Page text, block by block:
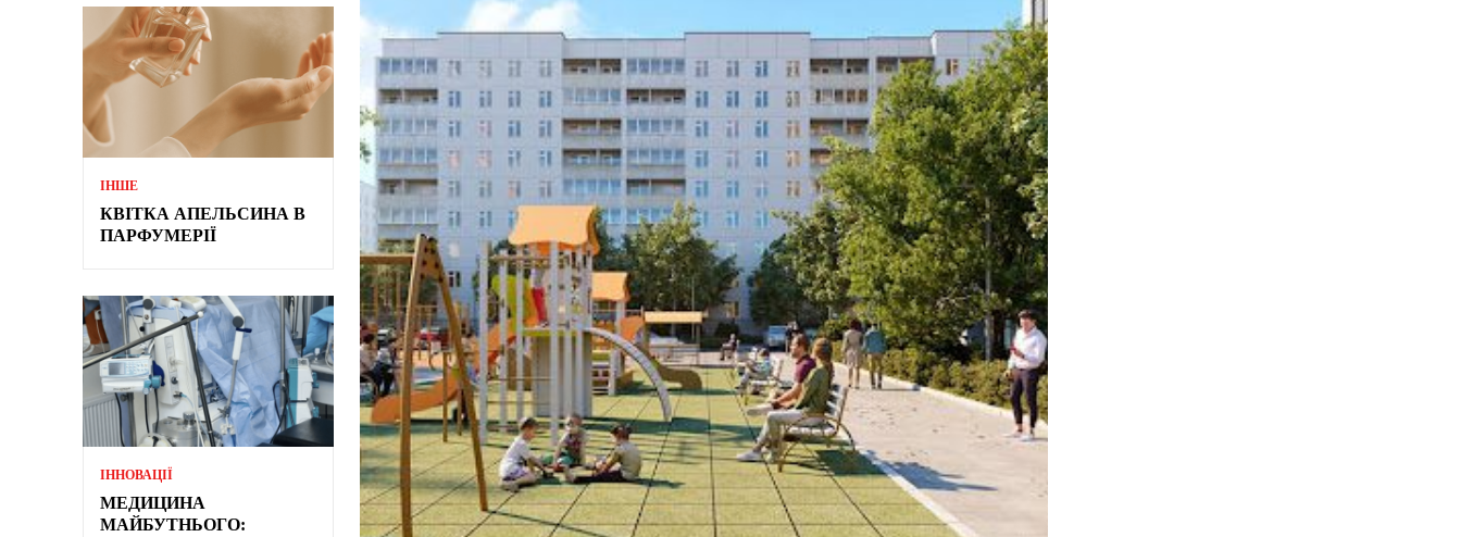
ІНШЕ
КВІТКА АПЕЛЬСИНА В
ПАРФУМЕРІЇ
ІННОВАЦІЇ
МЕДИЦИНА
МАЙБУТНЬОГО: